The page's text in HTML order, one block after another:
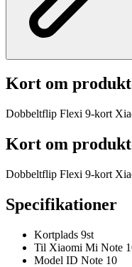
Kort om
Dobbeltflip Flexi 9-kort
Kort om
Dobbeltflip Flexi 9-kort
Specifikationer
Kortplads 9st
Til Xiaomi Mi Note
Model ID Note 10